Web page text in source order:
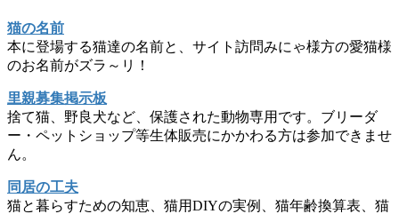
猫の名前
本に登場する猫達の名前と、サイト訪問みにゃ様方の愛猫様
のお名前がズラ～リ！
里親募集掲示板
捨て猫、野良犬など、保護された動物専用です。ブリーダ
ー・ペットショップ等生体販売にかかわる方は参加できませ
ん。
同居の工夫
猫と暮らすための知恵、猫用DIYの実例、猫年齢換算表、猫